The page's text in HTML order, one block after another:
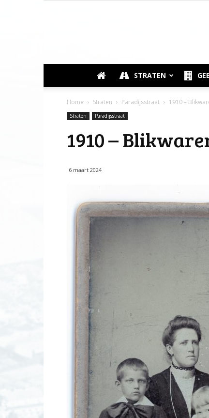
STRATEN
Home Straten Paradijsstraat 1910 –
Straten Paradijsstraat
1910 –
6 maart 2024